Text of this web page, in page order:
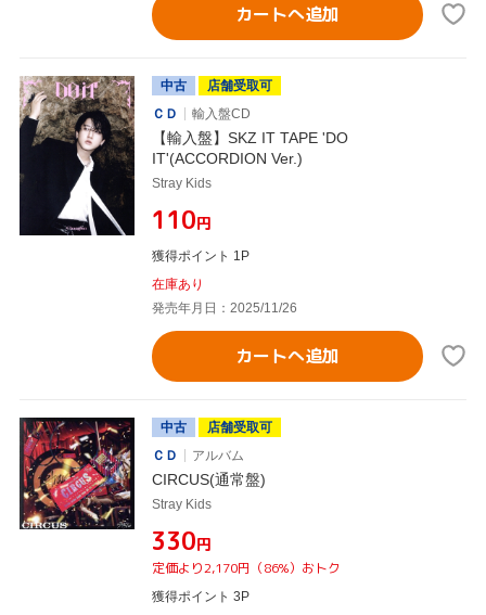
カートへ追加
中古
店舗受取可
ＣＤ
輸入盤CD
【輸入盤】SKZ IT TAPE 'DO
IT'(ACCORDION Ver.)
Stray Kids
¥110円
獲得ポイント 1P
在庫あり
発売年月日：2025/11/26
カートへ追加
中古
店舗受取可
ＣＤ
アルバム
CIRCUS(通常盤)
Stray Kids
¥330円
定価より2,170円（86%）おトク
獲得ポイント 3P